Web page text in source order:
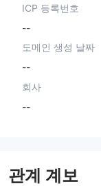
ICP 등록번호
--
도메인 생성 날짜
--
회사
--
관계 계보